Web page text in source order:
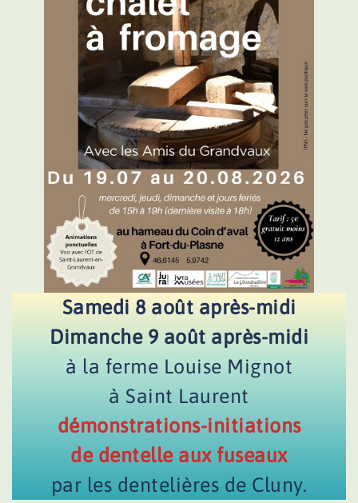
Samedi 8 août après-midi
Dimanche 9 août après-midi
à la ferme Louise Mignot
à Saint Laurent
démonstrations-initiations
de dentelle aux fuseaux
par les dentelières de Cluny.